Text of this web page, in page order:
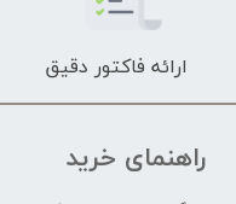
ارائه فاکتور دقیق
راهنمای خرید